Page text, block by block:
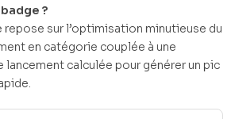
?
repose sur l’optimisation minutieuse du
en catégorie couplée à une
lancement calculée pour générer un pic